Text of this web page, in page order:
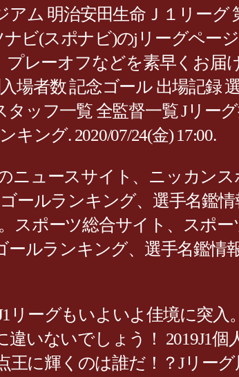
ム 明治安田生命Ｊ１リーグ
ビ(スポナビ)のjリーグペー
レーオフなどを素早くお届
場者数 記念ゴール 出場記録
ッフ一覧 全監督一覧 Jリー
ング. 2020/07/24(金) 17:00.
ニュースサイト、ニッカン
ゴールランキング、選手名鑑
スポーツ総合サイト、スポ
ルランキング、選手名鑑情
リーグもいよいよ佳境に突
いないでしょう！ 2019J1個
王に輝くのは誰だ！？Jリー